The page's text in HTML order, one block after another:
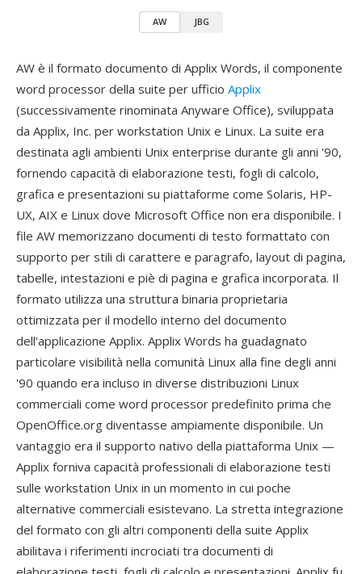
AW JBG
AW è il formato documento di Applix Words, il componente
word processor della suite per ufficio Applix
(successivamente rinominata Anyware Office), sviluppata
da Applix, Inc. per workstation Unix e Linux. La suite era
destinata agli ambienti Unix enterprise durante gli anni '90,
fornendo capacità di elaborazione testi, fogli di calcolo,
grafica e presentazioni su piattaforme come Solaris, HP-
UX, AIX e Linux dove Microsoft Office non era disponibile. I
file AW memorizzano documenti di testo formattato con
supporto per stili di carattere e paragrafo, layout di pagina,
tabelle, intestazioni e piè di pagina e grafica incorporata. Il
formato utilizza una struttura binaria proprietaria
ottimizzata per il modello interno del documento
dell'applicazione Applix. Applix Words ha guadagnato
particolare visibilità nella comunità Linux alla fine degli anni
'90 quando era incluso in diverse distribuzioni Linux
commerciali come word processor predefinito prima che
OpenOffice.org diventasse ampiamente disponibile. Un
vantaggio era il supporto nativo della piattaforma Unix —
Applix forniva capacità professionali di elaborazione testi
sulle workstation Unix in un momento in cui poche
alternative commerciali esistevano. La stretta integrazione
del formato con gli altri componenti della suite Applix
abilitava i riferimenti incrociati tra documenti di